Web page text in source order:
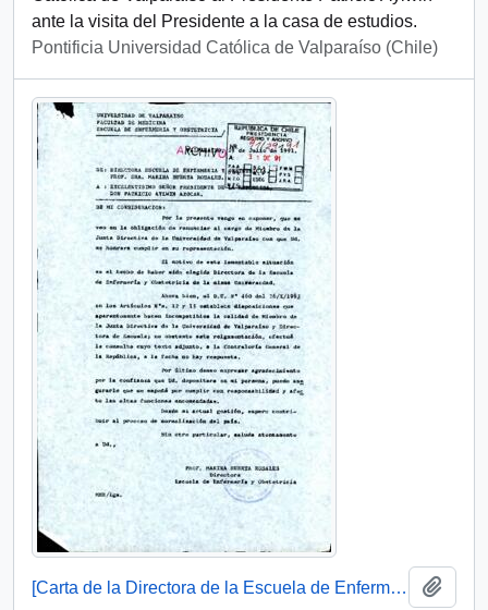
ante la visita del Presidente a la casa de estudios.
Pontificia Universidad Católica de Valparaíso (Chile)
[Carta de la Directora de la Escuela de Enfermería y Obstetricia de la Universidad de Valparaíso dirigida al Presidente Patricio Aylwin Azócar]